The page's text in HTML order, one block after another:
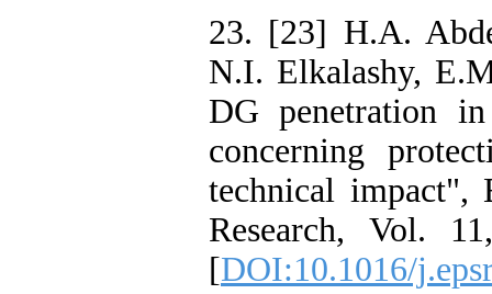
23. [23] H.A.
N.I. Elkalashy,
DG penetration
concerning
technical impact",
Research, Vol.
[DOI:10.1016/